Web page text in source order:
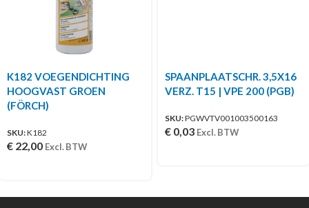
K182 VOEGENDICHTING
HOOGVAST GROEN
(FÖRCH)
SKU:K182
€ 22,00 Excl. BTW
SPAANPLAATSCHR. 3,5X16
VERZ. T15 | VPE 200 (PGB)
SKU:PGWVTV001003500163
€ 0,03 Excl. BTW